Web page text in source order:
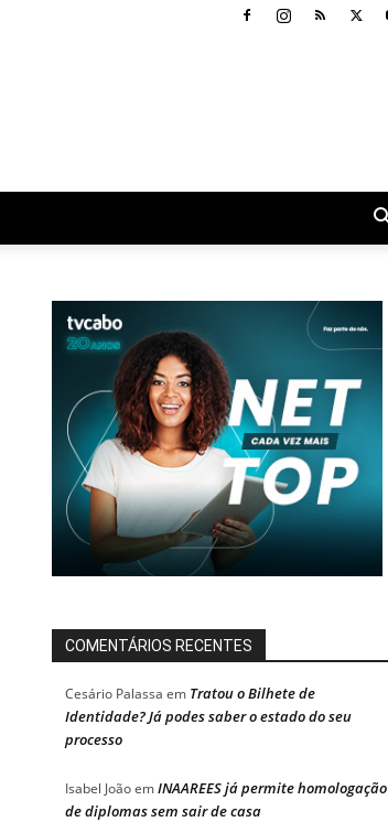
COMENTÁRIOS RECENTES
Cesário Palassa em Tratou o Bilhete de
Identidade? Já podes saber o estado do seu
processo
Isabel JoãoemINAAREES já permite homologação
de diplomas sem sair de casa